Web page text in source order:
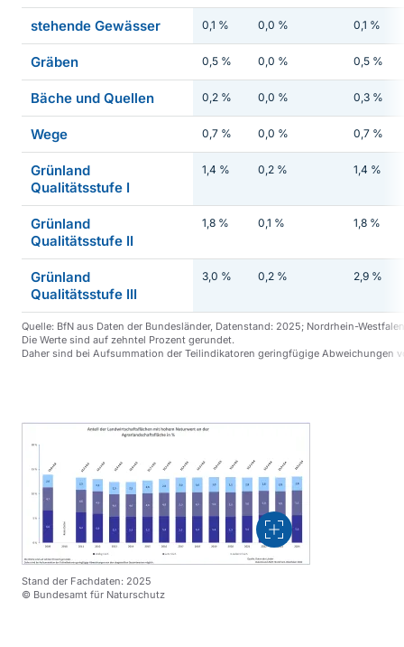
Quelle: BfN aus Daten der Bundesländer, Datenstand: 2025; Nordrhein-
Die Werte sind auf zehntel Prozent gerundet.
Daher sind bei Aufsummation der Teilindikatoren geringfügige Abweichungen
stehende Gewässer 0,1 % 0,0 % 0,1 %
Gräben 0,5 % 0,0 % 0,5 %
Bäche und Quellen 0,2 % 0,0 % 0,3 %
Wege 0,7 % 0,0 % 0,7 %
Grünland
Qualitätsstufe I
1,4 % 0,2 % 1,4 %
Grünland
Qualitätsstufe II
1,8 % 0,1 % 1,8 %
Grünland
Qualitätsstufe III
3,0 % 0,2 % 2,9 %
Vergrößern
Stand der Fachdaten: 2025
© Bundesamt für Naturschutz